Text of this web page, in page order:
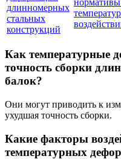
длинномерных
стальных
конструкций
Как температурные
точность сборки
балок?
Они могут приводить к
ухудшая точность сборки.
Какие факторы
температурных